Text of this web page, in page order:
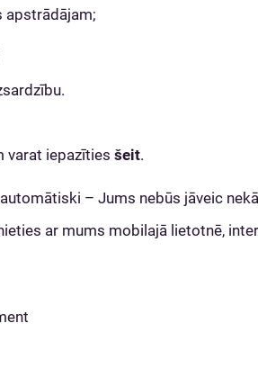
apstrādājam;
varat iepazīties šeit.
– Jums nebūs jāveic
ar mums mobilajā lietotnē,